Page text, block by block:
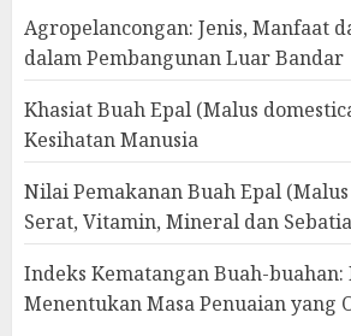
Agropelancongan: Jenis, Manfaat
dalam Pembangunan Luar Bandar
Khasiat Buah Epal (Malus
Kesihatan Manusia
Nilai Pemakanan Buah Epal
Serat, Vitamin, Mineral dan
Indeks Kematangan Buah-buahan:
Menentukan Masa Penuaian yang